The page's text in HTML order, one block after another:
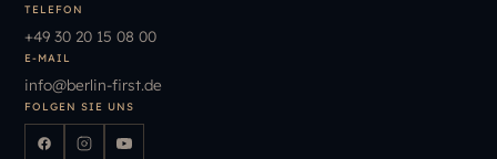
TELEFON
+49 30 20 15 08 00
E-MAIL
info@berlin-first.de
FOLGEN SIE UNS